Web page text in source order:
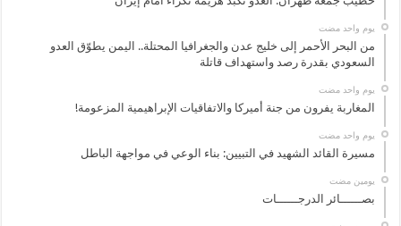
‏يوم واحد مضت
من البحر الأحمر إلى خليج عدن والجغرافيا المحتلة.. اليمن يطوّق العدو
السعودي بقدرة رصد واستهداف قاتلة
‏يوم واحد مضت
المغاربة يفرون من جنة أميركا والاتفاقيات الإبراهيمية المزعومة!
‏يوم واحد مضت
مسيرة القائد الشهيد في التبيين: بناء الوعي في مواجهة الباطل
‏يومين مضت
بصــــــائر الدرجــــــات